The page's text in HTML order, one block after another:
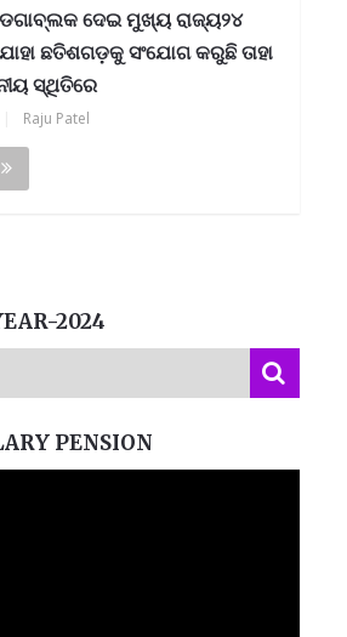
ଦେଇ ମୁଖ୍ୟ ରାଜ୍ୟ୨୪
ଛତିଶଗଡ଼କୁ ସଂଯୋଗ କରୁଛି ତାହା
ସ୍ଥିତିରେ
Raju Patel
2024
PENSION